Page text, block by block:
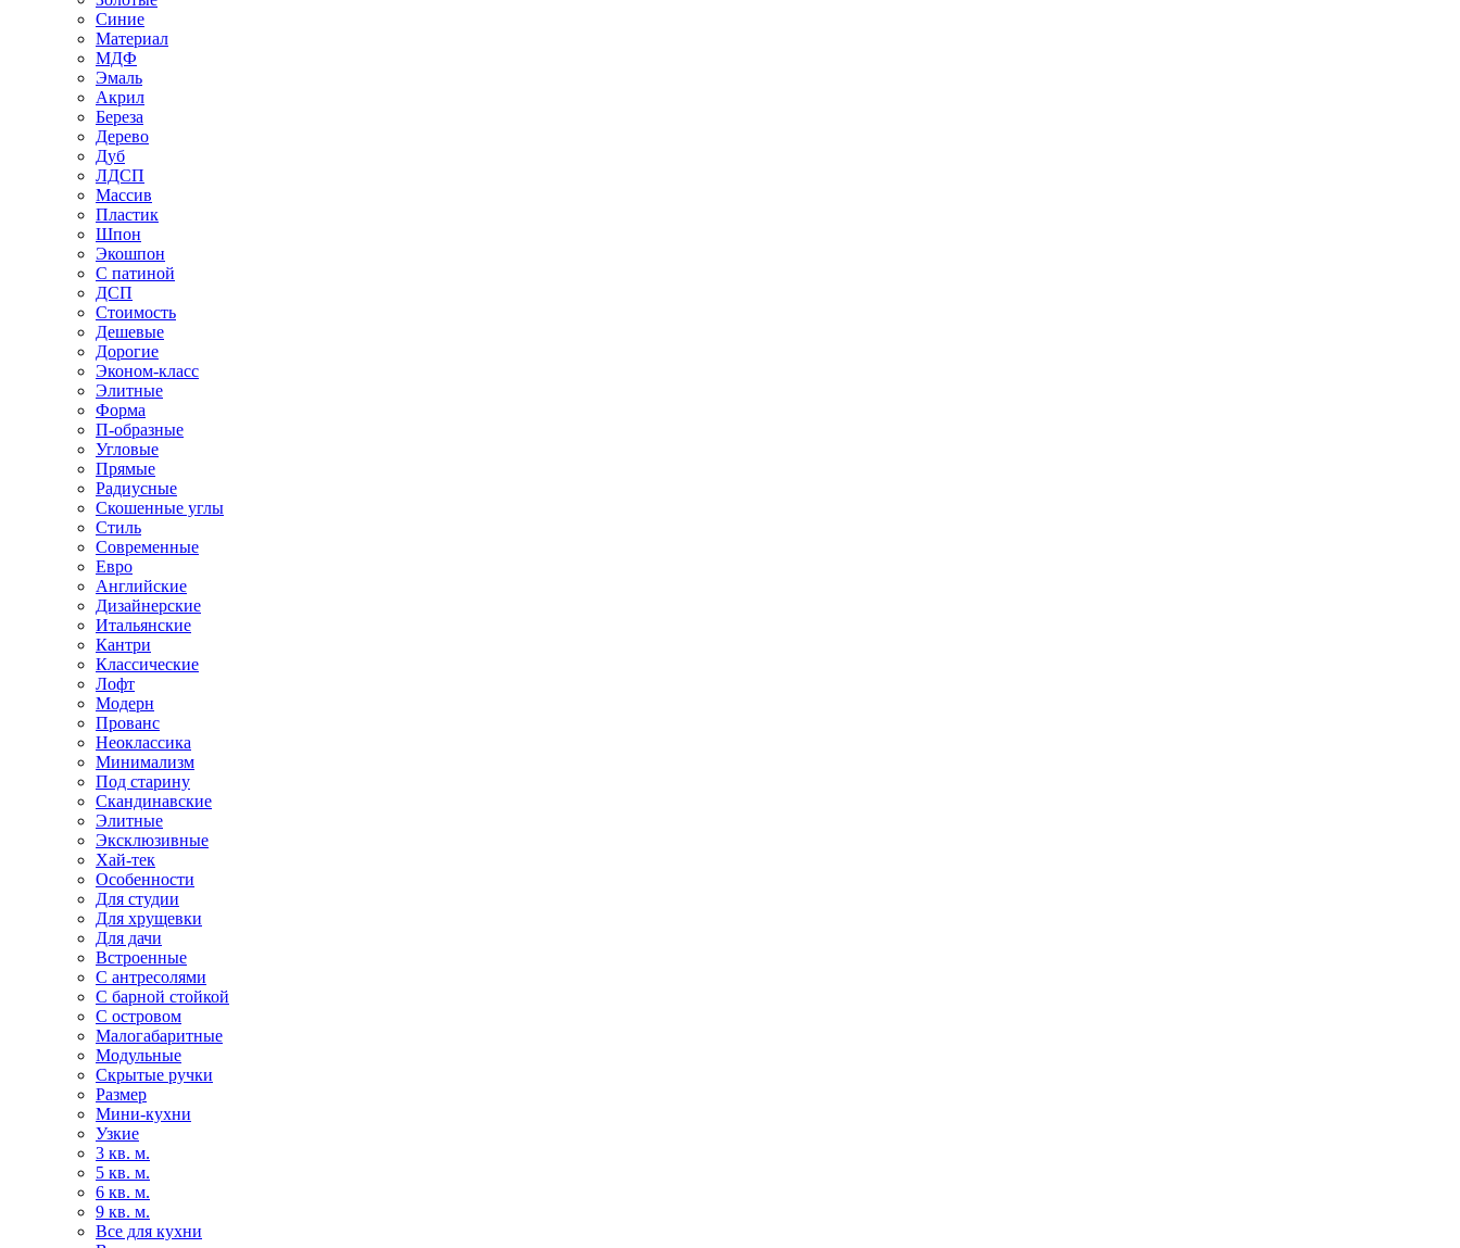
Синие
Материал
МДФ
Эмаль
Акрил
Береза
Дерево
Дуб
ЛДСП
Массив
Пластик
Шпон
Экошпон
С патиной
ДСП
Стоимость
Дешевые
Дорогие
Эконом-класс
Элитные
Форма
П-образные
Угловые
Прямые
Радиусные
Скошенные углы
Стиль
Современные
Евро
Английские
Дизайнерские
Итальянские
Кантри
Классические
Лофт
Модерн
Прованс
Неоклассика
Минимализм
Под старину
Скандинавские
Элитные
Эксклюзивные
Хай-тек
Особенности
Для студии
Для хрущевки
Для дачи
Встроенные
С антресолями
С барной стойкой
С островом
Малогабаритные
Модульные
Скрытые ручки
Размер
Мини-кухни
Узкие
3 кв. м.
5 кв. м.
6 кв. м.
9 кв. м.
Все для кухни